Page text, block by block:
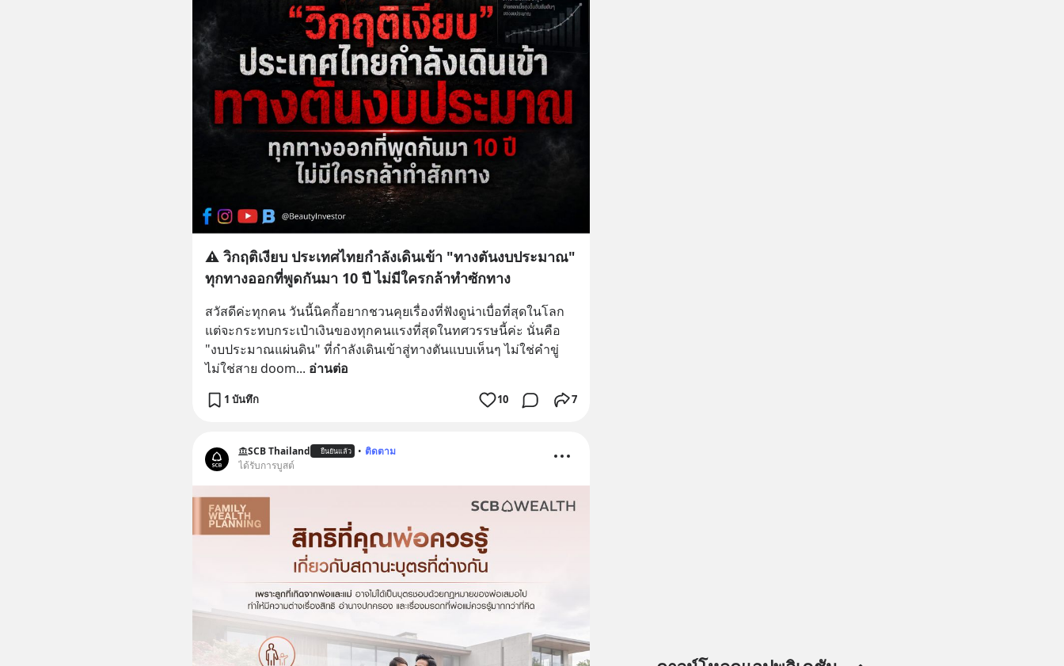
⚠️ วิกฤติเงียบ ประเทศไทยกำลังเดินเข้า "ทางตันงบประมาณ"
ทุกทางออกที่พูดกันมา 10 ปี ไม่มีใครกล้าทำซักทาง
สวัสดีค่ะทุกคน วันนี้นิคกี้อยากชวนคุยเรื่องที่ฟังดูน่าเบื่อที่สุดในโลก
แต่จะกระทบกระเป๋าเงินของทุกคนแรงที่สุดในทศวรรษนี้ค่ะ นั่นคือ
"งบประมาณแผ่นดิน" ที่กำลังเดินเข้าสู่ทางตันแบบเห็นๆ ไม่ใช่คำขู่
ไม่ใช่สาย doom... อ่านต่อ
1 บันทึก 10 7
SCB Thailand ยืนยันแล้ว • ติดตาม
ได้รับการบูสต์